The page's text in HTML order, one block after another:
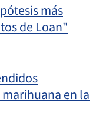
más
de Loan"
en la